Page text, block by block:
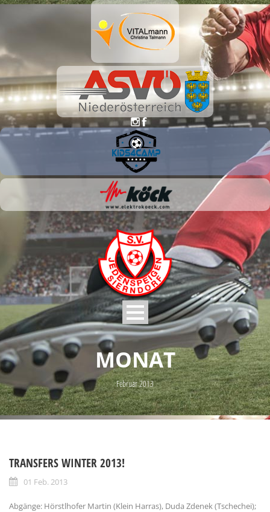
MONAT
Februar 2013
TRANSFERS WINTER 2013!
01 Feb. 2013
Abgänge: Hörstlhofer Martin (Klein Harras), Duda Zdenek (Tschechei);